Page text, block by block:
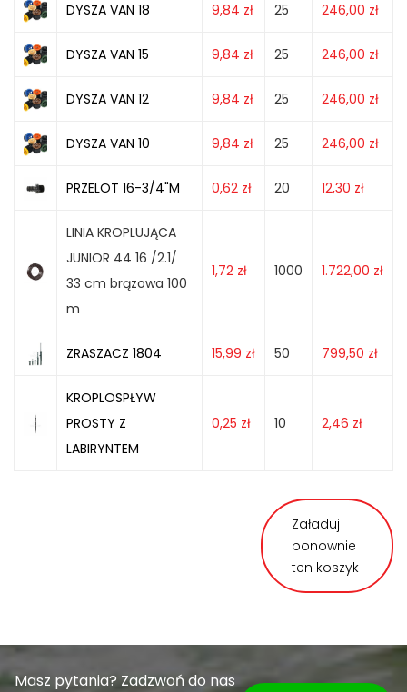
DYSZA VAN 18 9,84 zł 25 246,00 zł
DYSZA VAN 15 9,84 zł 25 246,00 zł
DYSZA VAN 12 9,84 zł 25 246,00 zł
DYSZA VAN 10 9,84 zł 25 246,00 zł
PRZELOT 16-3/4"M 0,62 zł 20 12,30 zł
LINIA KROPLUJĄCA
JUNIOR 44 16 /2.1/
33 cm brązowa 100
m
1,72 zł 1000 1.722,00 zł
ZRASZACZ 1804 15,99 zł 50 799,50 zł
KROPLOSPŁYW
PROSTY Z
LABIRYNTEM
0,25 zł 10 2,46 zł
Załaduj
ponownie
ten koszyk
Masz pytania? Zadzwoń do nas